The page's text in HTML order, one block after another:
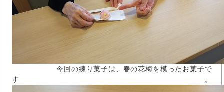
今回の練り菓子は、春の花梅を模ったお菓子で
す。